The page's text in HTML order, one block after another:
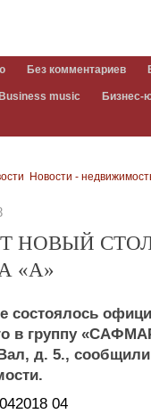
Без комментариев
Business music Бизнес-
Новости -
НОВЫЙ
«А»
состоялось
в группу
д. 5.,